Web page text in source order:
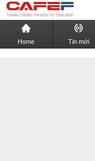
Home Tin mới